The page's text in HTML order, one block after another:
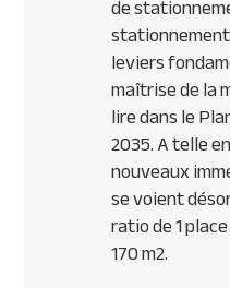
de
leviers
maîtrise de la
lire dans le
2035. A telle
nouveaux
se voient
ratio de 1
170 m2.